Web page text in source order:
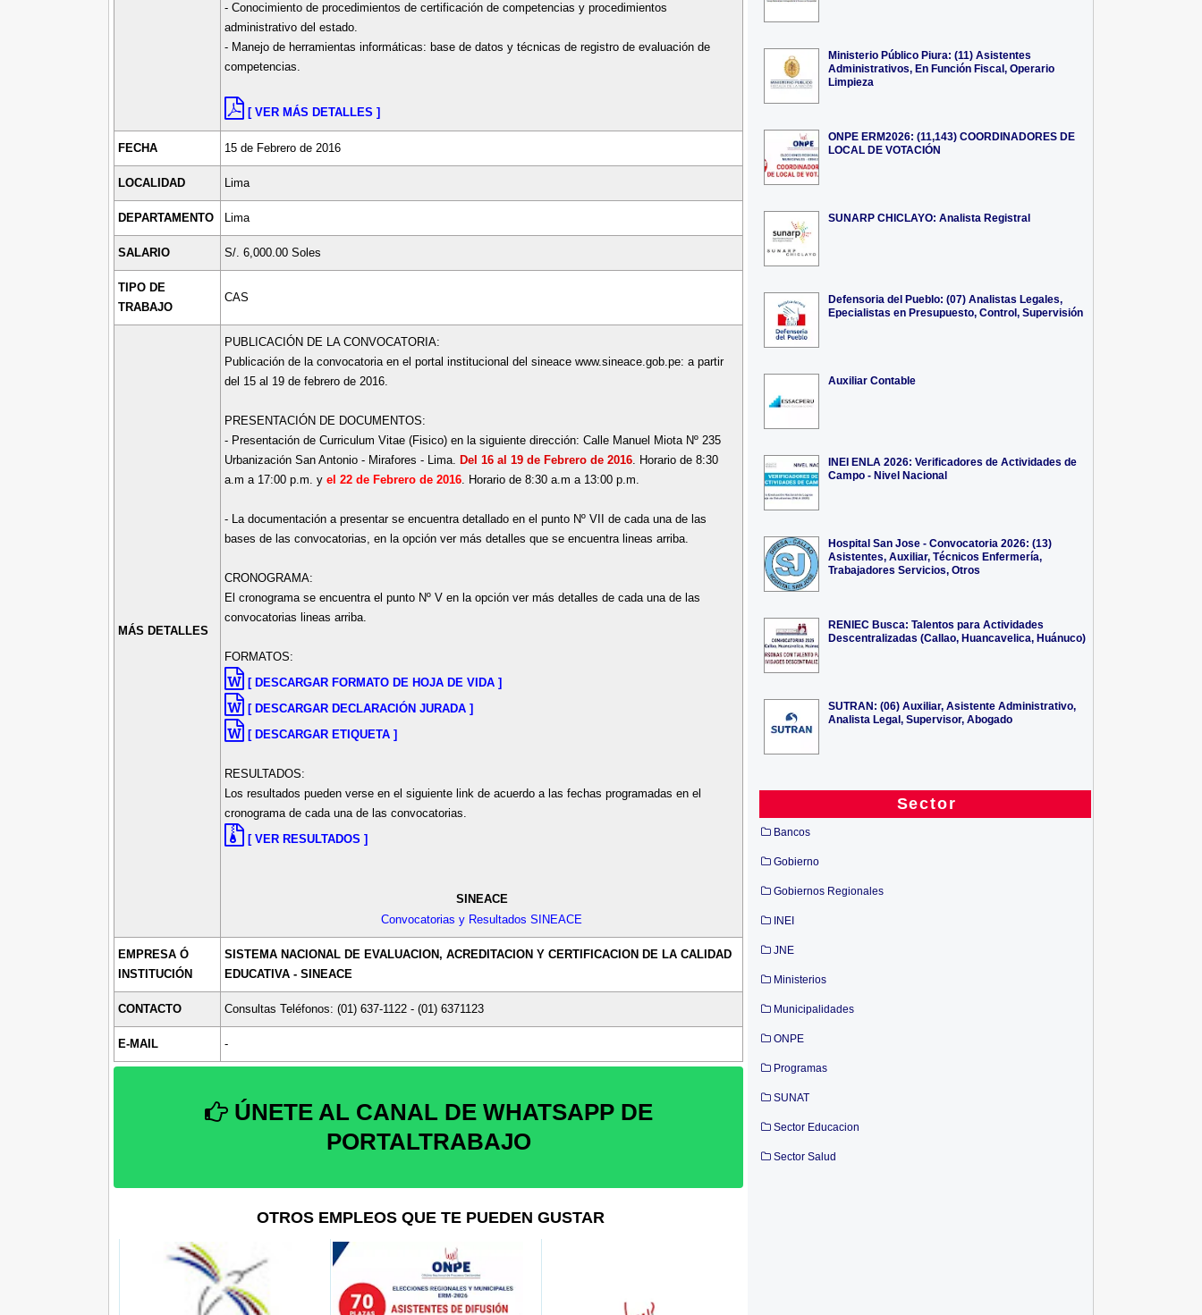
- Conocimiento de procedimientos de certificación de competencias y procedimientos
administrativo del estado.
- Manejo de herramientas informáticas: base de datos y técnicas de registro de evaluación de
competencias.
[ VER MÁS DETALLES ]
FECHA 15 de Febrero de 2016
LOCALIDAD Lima
DEPARTAMENTO Lima
SALARIO S/. 6,000.00 Soles
TIPO DE
TRABAJO
CAS
MÁS DETALLES
PUBLICACIÓN DE LA CONVOCATORIA:
Publicación de la convocatoria en el portal institucional del sineace www.sineace.gob.pe: a partir
del 15 al 19 de febrero de 2016.
PRESENTACIÓN DE DOCUMENTOS:
- Presentación de Curriculum Vitae (Fisico) en la siguiente dirección: Calle Manuel Miota Nº 235
Urbanización San Antonio - Mirafores - Lima. Del 16 al 19 de Febrero de 2016 . Horario de 8:30
a.m a 17:00 p.m. y el 22 de Febrero de 2016 . Horario de 8:30 a.m a 13:00 p.m.
- La documentación a presentar se encuentra detallado en el punto Nº VII de cada una de las
bases de las convocatorias, en la opción ver más detalles que se encuentra lineas arriba.
CRONOGRAMA:
El cronograma se encuentra el punto Nº V en la opción ver más detalles de cada una de las
convocatorias lineas arriba.
FORMATOS:
[ DESCARGAR FORMATO DE HOJA DE VIDA ]
[ DESCARGAR DECLARACIÓN JURADA ]
[ DESCARGAR ETIQUETA ]
RESULTADOS:
Los resultados pueden verse en el siguiente link de acuerdo a las fechas programadas en el
cronograma de cada una de las convocatorias.
[ VER RESULTADOS ]
SINEACE
Convocatorias y Resultados SINEACE
EMPRESA Ó
INSTITUCIÓN
SISTEMA NACIONAL DE EVALUACION, ACREDITACION Y CERTIFICACION DE LA CALIDAD
EDUCATIVA - SINEACE
CONTACTO Consultas Teléfonos: (01) 637-1122 - (01) 6371123
E-MAIL -
ÚNETE AL CANAL DE WHATSAPP DE
PORTALTRABAJO
OTROS EMPLEOS QUE TE PUEDEN GUSTAR
Ministerio Público Piura: (11) Asistentes
Administrativos, En Función Fiscal, Operario
Limpieza
ONPE ERM2026: (11,143) COORDINADORES DE
LOCAL DE VOTACIÓN
SUNARP CHICLAYO: Analista Registral
Defensoria del Pueblo: (07) Analistas Legales,
Epecialistas en Presupuesto, Control, Supervisión
Auxiliar Contable
INEI ENLA 2026: Verificadores de Actividades de
Campo - Nivel Nacional
Hospital San Jose - Convocatoria 2026: (13)
Asistentes, Auxiliar, Técnicos Enfermería,
Trabajadores Servicios, Otros
RENIEC Busca: Talentos para Actividades
Descentralizadas (Callao, Huancavelica, Huánuco)
SUTRAN: (06) Auxiliar, Asistente Administrativo,
Analista Legal, Supervisor, Abogado
Sector
Bancos
Gobierno
Gobiernos Regionales
INEI
JNE
Ministerios
Municipalidades
ONPE
Programas
SUNAT
Sector Educacion
Sector Salud